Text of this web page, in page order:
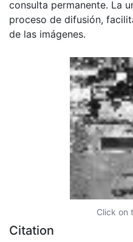
consulta permanente. La
proceso de difusión,
de las imágenes.
Click on
Citation